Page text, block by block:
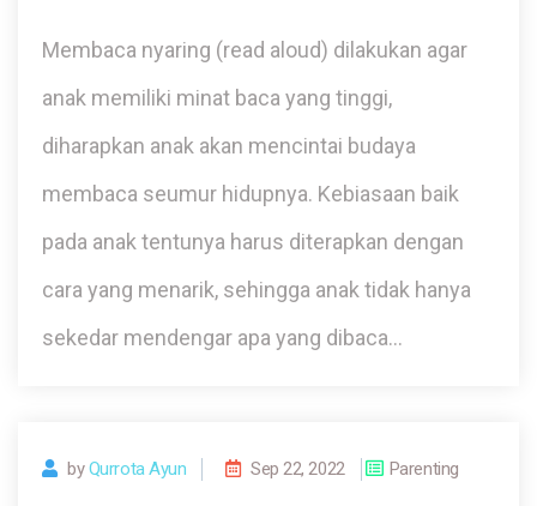
Membaca nyaring (read aloud) dilakukan agar
anak memiliki minat baca yang tinggi,
diharapkan anak akan mencintai budaya
membaca seumur hidupnya. Kebiasaan baik
pada anak tentunya harus diterapkan dengan
cara yang menarik, sehingga anak tidak hanya
sekedar mendengar apa yang dibaca…
byQurrota Ayun Sep 22, 2022 Parenting